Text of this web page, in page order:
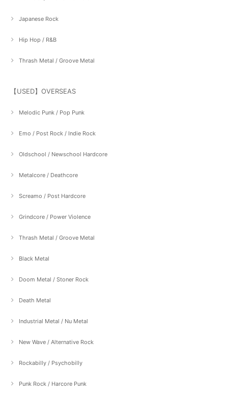
Japanese Rock
Hip Hop / R&B
Thrash Metal / Groove Metal
【USED】OVERSEAS
Melodic Punk / Pop Punk
Emo / Post Rock / Indie Rock
Oldschool / Newschool Hardcore
Metalcore / Deathcore
Screamo / Post Hardcore
Grindcore / Power Violence
Thrash Metal / Groove Metal
Black Metal
Doom Metal / Stoner Rock
Death Metal
Industrial Metal / Nu Metal
New Wave / Alternative Rock
Rockabilly / Psychobilly
Punk Rock / Harcore Punk